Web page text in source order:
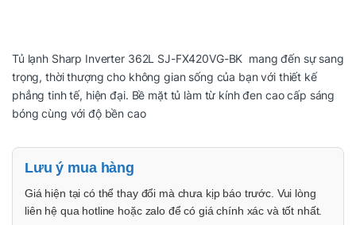
Tủ lạnh Sharp Inverter 362L SJ-FX420VG-BK mang đến sự sang
trọng, thời thượng cho không gian sống của bạn với thiết kế
phẳng tinh tế, hiện đại. Bề mặt tủ làm từ kính đen cao cấp sáng
bóng cùng với độ bền cao
Lưu ý mua hàng
Giá hiện tại có thể thay đổi mà chưa kịp báo trước. Vui lòng
liên hệ qua hotline hoặc zalo để có giá chính xác và tốt nhất.